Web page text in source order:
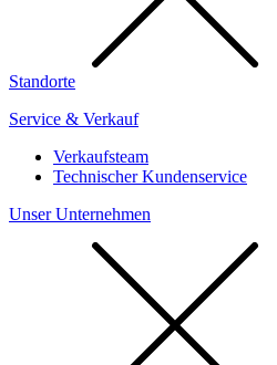
Standorte
Service & Verkauf
Verkaufsteam
Technischer Kundenservice
Unser Unternehmen